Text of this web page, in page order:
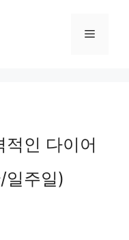
Menu
적인 다이어
일주일)